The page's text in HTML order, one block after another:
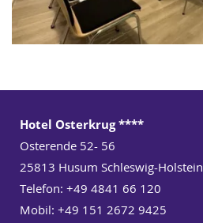
Hotel Osterkrug ****
Osterende 52- 56
25813 Husum Schleswig-Holstein
Telefon: +49 4841 66 120
Mobil: +49 151 2672 9425